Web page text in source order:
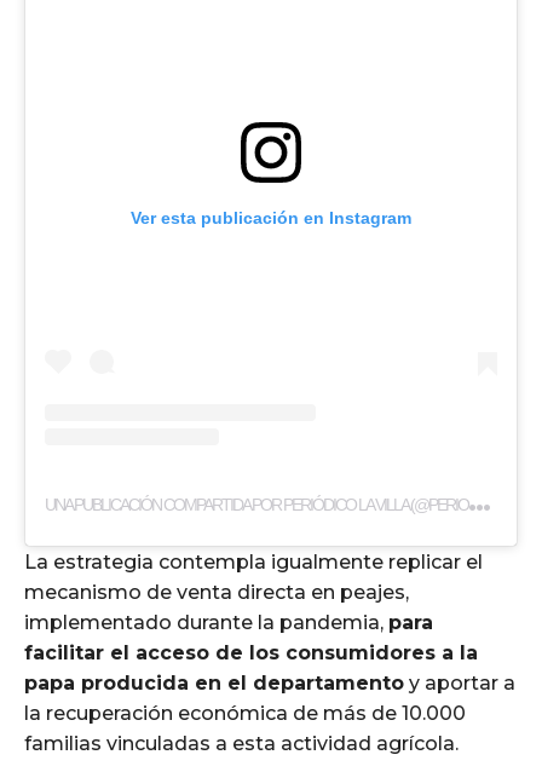
Ver esta publicación en Instagram
U
NA PUBLICACIÓN COMPARTIDA POR PERIÓDICO LA VILLA (@PERIODICOLAVILLA)
La estrategia contempla igualmente replicar el
mecanismo de venta directa en peajes,
implementado durante la pandemia, para
facilitar el acceso de los consumidores a la
papa producida en el departamento y aportar a
la recuperación económica de más de 10.000
familias vinculadas a esta actividad agrícola.